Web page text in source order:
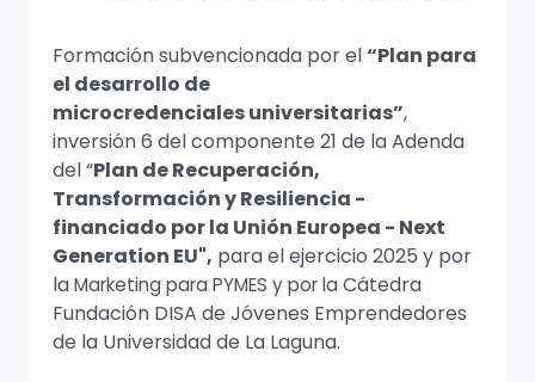
Formación subvencionada por el“Plan para
el desarrollo de
microcredenciales universitarias”,
inversión 6 del componente 21 de la Adenda
del “Plan de Recuperación,
Transformación y Resiliencia -
financiado por la Unión Europea - Next
Generation EU", para el ejercicio 2025 y por
laMarketing para PYMES y por la Cátedra
Fundación DISA de Jóvenes Emprendedores
de la Universidad de La Laguna.